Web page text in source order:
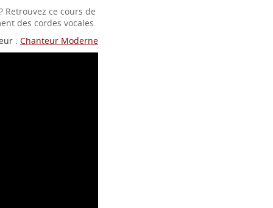
ce cours de
des cordes vocales.
: Chanteur Moderne